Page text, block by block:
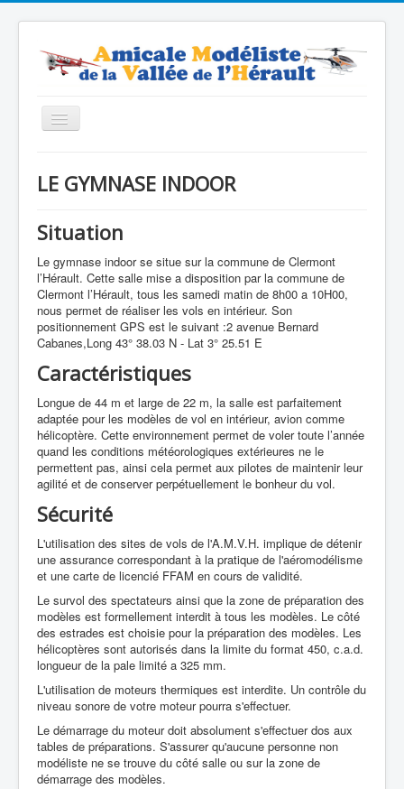
Basculer
Contacts
Nos modèles
Boutique
LE GYMNASE INDOOR
Situation
Le gymnase indoor se situe sur la commune de Clermont
l’Hérault. Cette salle mise a disposition par la commune de
Clermont l’Hérault, tous les samedi matin de 8h00 a 10H00,
nous permet de réaliser les vols en intérieur. Son
positionnement GPS est le suivant :2 avenue Bernard
Cabanes,Long 43° 38.03 N - Lat 3° 25.51 E
Caractéristiques
Longue de 44 m et large de 22 m, la salle est parfaitement
adaptée pour les modèles de vol en intérieur, avion comme
hélicoptère. Cette environnement permet de voler toute l’année
quand les conditions météorologiques extérieures ne le
permettent pas, ainsi cela permet aux pilotes de maintenir leur
agilité et de conserver perpétuellement le bonheur du vol.
Sécurité
L'utilisation des sites de vols de l'A.M.V.H. implique de détenir
une assurance correspondant à la pratique de l'aéromodélisme
et une carte de licencié FFAM en cours de validité.
Le survol des spectateurs ainsi que la zone de préparation des
modèles est formellement interdit à tous les modèles. Le côté
des estrades est choisie pour la préparation des modèles. Les
hélicoptères sont autorisés dans la limite du format 450, c.a.d.
longueur de la pale limité a 325 mm.
L'utilisation de moteurs thermiques est interdite. Un contrôle du
niveau sonore de votre moteur pourra s'effectuer.
Le démarrage du moteur doit absolument s'effectuer dos aux
tables de préparations. S'assurer qu'aucune personne non
modéliste ne se trouve du côté salle ou sur la zone de
démarrage des modèles.